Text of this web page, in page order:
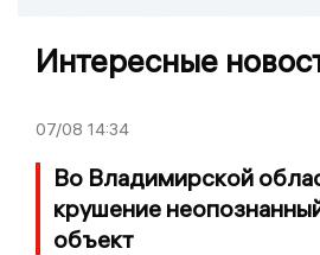
Интересные
07/08 14:34
Во Владимирской
крушение
объект